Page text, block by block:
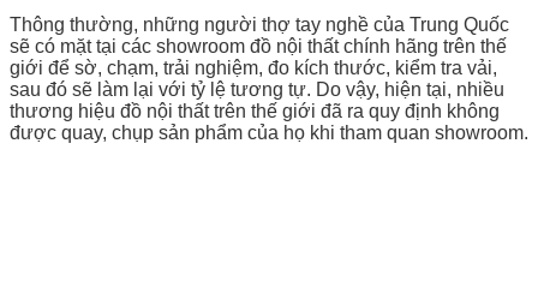
Thông thường, những người thợ tay nghề của Trung Quốc
sẽ có mặt tại các showroom đồ nội thất chính hãng trên thế
giới để sờ, chạm, trải nghiệm, đo kích thước, kiểm tra vải,
sau đó sẽ làm lại với tỷ lệ tương tự. Do vậy, hiện tại, nhiều
thương hiệu đồ nội thất trên thế giới đã ra quy định không
được quay, chụp sản phẩm của họ khi tham quan showroom.